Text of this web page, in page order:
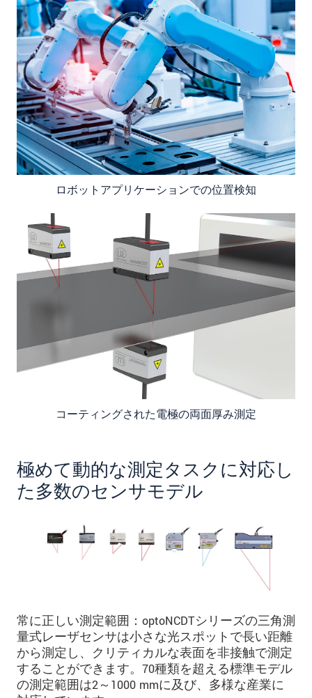
ロボットアプリケーションでの位置検知
コーティングされた電極の両面厚み測定
極めて動的な測定タスクに対応し
た多数のセンサモデル
常に正しい測定範囲：optoNCDTシリーズの三角測
量式レーザセンサは小さな光スポットで長い距離
から測定し、クリティカルな表面を非接触で測定
することができます。70種類を超える標準モデル
の測定範囲は2～1000 mmに及び、多様な産業に